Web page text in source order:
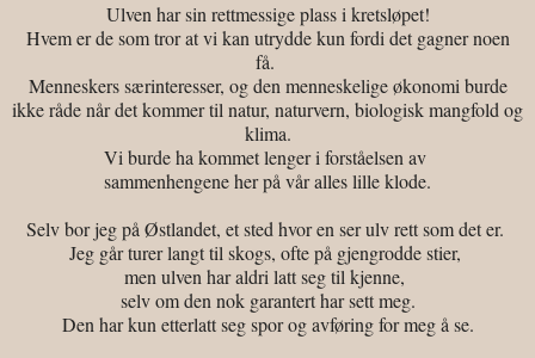
Ulven har sin rettmessige plass i kretsløpet!
Hvem er de som tror at vi kan utrydde kun fordi det gagner noen
få.
Menneskers særinteresser, og den menneskelige økonomi burde
ikke råde når det kommer til natur, naturvern, biologisk mangfold og
klima.
Vi burde ha kommet lenger i forståelsen av
sammenhengene her på vår alles lille klode.
Selv bor jeg på Østlandet, et sted hvor en ser ulv rett som det er.
Jeg går turer langt til skogs, ofte på gjengrodde stier,
men ulven har aldri latt seg til kjenne,
selv om den nok garantert har sett meg.
Den har kun etterlatt seg spor og avføring for meg å se.